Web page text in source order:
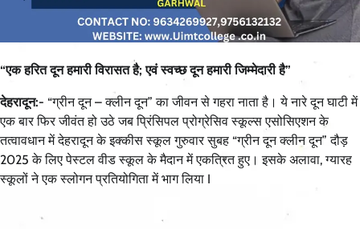
“एक हरित दून हमारी विरासत है; एवं स्वच्छ दून हमारी जिम्मेदारी है”
देहरादून:- “ग्रीन दून – क्लीन दून” का जीवन से गहरा नाता है। ये नारे दून घाटी में
एक बार फिर जीवंत हो उठे जब प्रिंसिपल प्रोग्रेसिव स्कूल्स एसोसिएशन के
तत्वावधान में देहरादून के इक्कीस स्कूल गुरुवार सुबह “ग्रीन दून क्लीन दून” दौड़
2025 के लिए पेस्टल वीड स्कूल के मैदान में एकत्रित हुए। इसके अलावा, ग्यारह
स्कूलों ने एक स्लोगन प्रतियोगिता में भाग लिया I